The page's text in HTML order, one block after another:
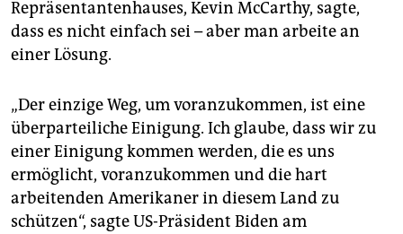
Repräsentantenhauses, Kevin McCarthy, sagte,
dass es nicht einfach sei – aber man arbeite an
einer Lösung.
„Der einzige Weg, um voranzukommen, ist eine
überparteiliche Einigung. Ich glaube, dass wir zu
einer Einigung kommen werden, die es uns
ermöglicht, voranzukommen und die hart
arbeitenden Amerikaner in diesem Land zu
schützen“, sagte US-Präsident Biden am